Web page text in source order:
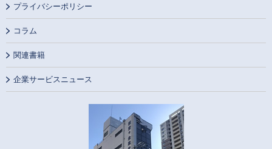
プライバシーポリシー
コラム
関連書籍
企業サービスニュース